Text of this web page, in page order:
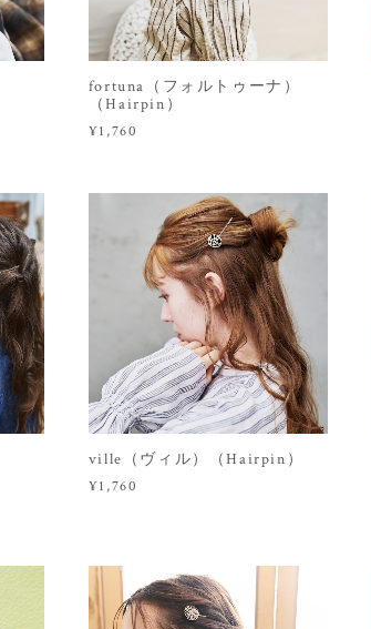
fortuna（フォルトゥーナ）
（Hairpin）
¥1,760
ville（ヴィル）（Hairpin）
¥1,760